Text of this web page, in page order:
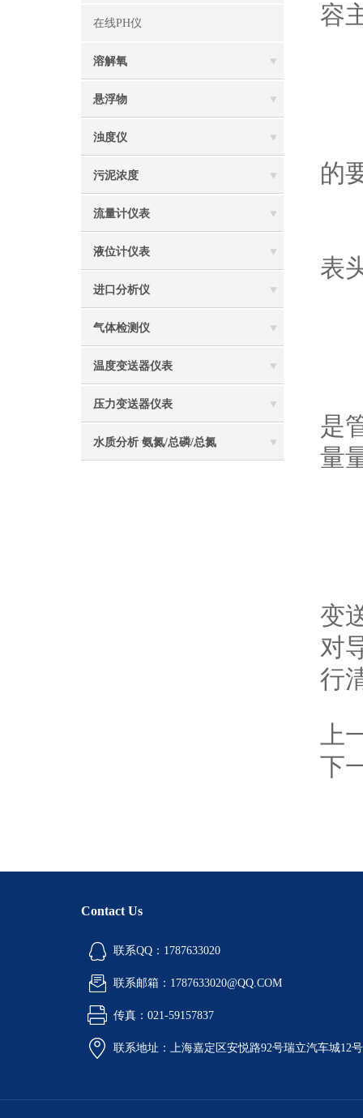
在线PH仪
溶解氧
悬浮物
浊度仪
污泥浓度
流量计仪表
液位计仪表
进口分析仪
气体检测仪
温度变送器仪表
压力变送器仪表
水质分析 氨氮/总磷/总氮
容
的
表
是
量
变
对
行
上
下
Contact Us
联系QQ：1787633020
联系邮箱：1787633020@QQ.COM
传真：021-59157837
联系地址：上海嘉定区安悦路92号瑞立汽车城12